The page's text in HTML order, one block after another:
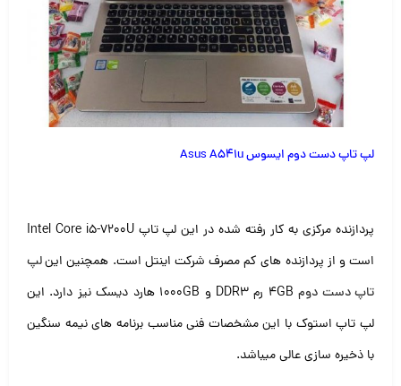
لپ تاپ دست دوم ایسوس Asus A541u
پردازنده مرکزی به کار رفته شده در این لپ تاپ Intel Core i5-7200U
است و از پردازنده های کم مصرف شرکت اینتل است. همچنین اینلپ
تاپ دست دوم
۴GB رم DDR3 و ۱۰۰۰GB هارد دیسک نیز دارد. این
لپ تاپ استوک با این مشخصات فنی مناسب برنامه های نیمه سنگین
با ذخیره سازی عالی میباشد.